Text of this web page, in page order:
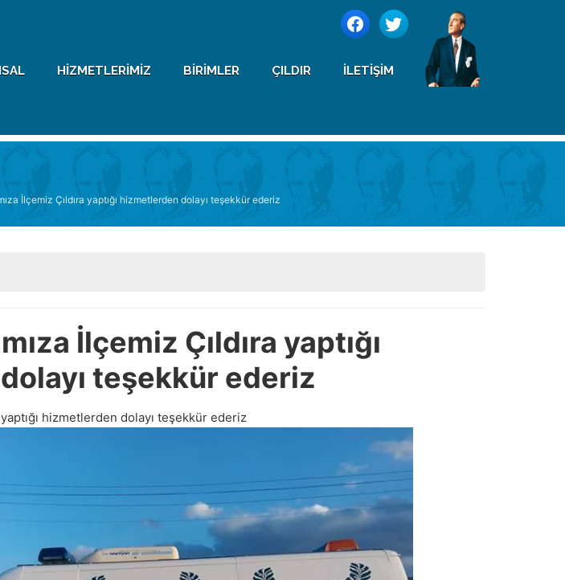
HIZMETLERIMIZ BIRIMLER ÇILDIR İLETIŞIM
İlçemiz Çıldıra yaptığı hizmetlerden dolayı teşekkür ederiz
İlçemiz Çıldıra yaptığı
teşekkür ederiz
yaptığı hizmetlerden dolayı teşekkür ederiz